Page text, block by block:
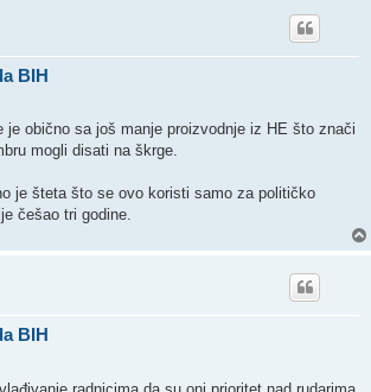
BIH
je obično sa još manje proizvodnje iz HE što znači
mogli disati na škrge.
je šteta što se ovo koristi samo za političko
češao tri godine.
BIH